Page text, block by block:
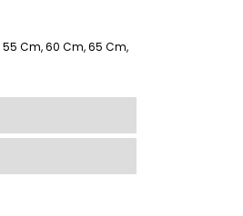
Cm, 60 Cm, 65 Cm,